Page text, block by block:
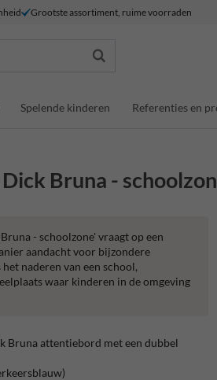
Grootste assortiment, ruime voorraden
Spelende kinderen Referenties en
Bruna -
- schoolzone' vraagt op een
aandacht voor bijzondere
naderen van een school,
waar kinderen in de omgeving
Bruna attentiebord met een dubbel